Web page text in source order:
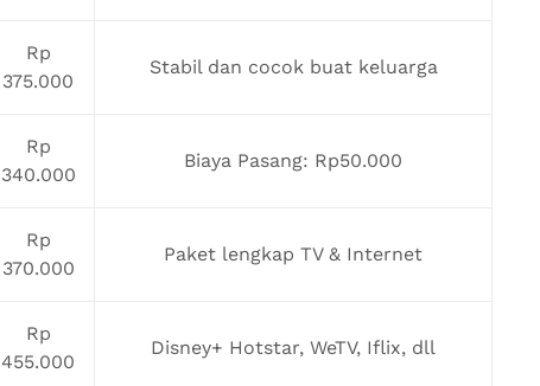
Rp
375.000
Stabil dan cocok buat keluarga
Rp
340.000
Biaya Pasang: Rp50.000
Rp
370.000
Paket lengkap TV & Internet
Rp
455.000
Disney+ Hotstar, WeTV, Iflix, dll